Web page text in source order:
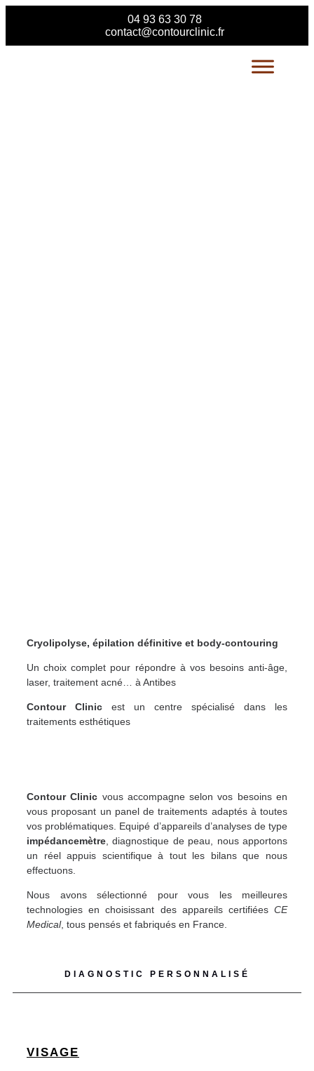
04 93 63 30 78
contact@contourclinic.fr
Cryolipolyse, épilation définitive et body-contouring
Un choix complet pour répondre à vos besoins anti-âge,
laser, traitement acné… à Antibes
Contour Clinic est un centre spécialisé dans les
traitements esthétiques
Contour Clinic vous accompagne selon vos besoins en
vous proposant un panel de traitements adaptés à toutes
vos problématiques. Equipé d’appareils d’analyses de type
impédancemètre , diagnostique de peau, nous apportons
un réel appuis scientifique à tout les bilans que nous
effectuons.
Nous avons sélectionné pour vous les meilleures
technologies en choisissant des appareils certifiées CE
Medical, tous pensés et fabriqués en France.
DIAGNOSTIC PERSONNALISÉ
VISAGE